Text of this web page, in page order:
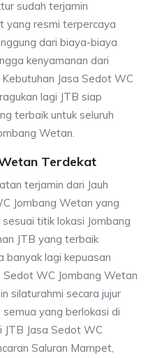
sudah terjamin
yang resmi terpercaya
dari biaya-biaya
kenyamanan dari
Jasa Sedot WC
lagi JTB siap
terbaik untuk seluruh
Wetan.
Terdekat
terjamin dari Jauh
Jombang Wetan yang
titik lokasi Jombang
JTB yang terbaik
lagi kepuasan
WC Jombang Wetan
silaturahmi secara jujur
yang berlokasi di
JTB Jasa Sedot WC
Saluran Mampet,